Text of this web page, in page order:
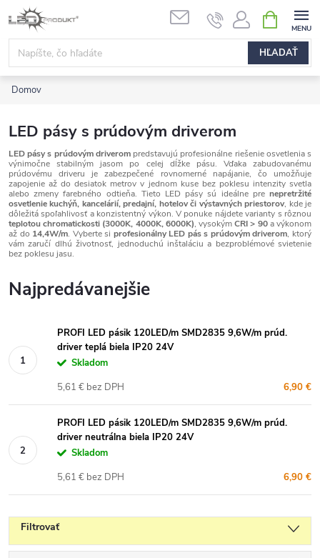
Prejsť
na
obsah
HĽADAŤ
KOŠÍK
Domov
LED pásy s prúdovým driverom
LED pásy s prúdovým driverompredstavujú profesionálne riešenie osvetlenia s
výnimočne stabilným jasom po celej dĺžke pásu. Vďaka zabudovanému
prúdovému driveru je zabezpečené rovnomerné napájanie, čo umožňuje
zapojenie až do desiatok metrov v jednom kuse bez poklesu intenzity svetla
alebo zmeny farebného odtieňa. Tieto LED pásy sú ideálne pre nepretržité
osvetlenie kuchýň, kancelárií, predajní, hotelov či výstavných priestorov, kde je
dôležitá spoľahlivosť a konzistentný výkon. V ponuke nájdete varianty s rôznou
teplotou chromatickosti (3000K, 4000K, 6000K), vysokýmCRI > 90a výkonom
až do 14,4W/m. Vyberte si profesionálny LED pás s prúdovým driverom, ktorý
vám zaručí dlhú životnosť, jednoduchú inštaláciu a bezproblémové svietenie
bez poklesu jasu.
Najpredávanejšie
PROFI LED pásik 120LED/m SMD2835 9,6W/m prúd.
driver teplá biela IP20 24V
Skladom
6,90 €
5,61 € bez DPH
PROFI LED pásik 120LED/m SMD2835 9,6W/m prúd.
driver neutrálna biela IP20 24V
Skladom
6,90 €
5,61 € bez DPH
Filtrovať